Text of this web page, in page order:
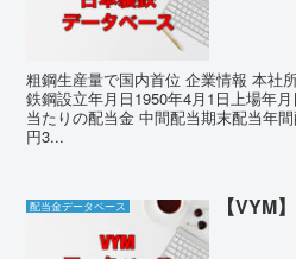
粗鋼生産量で国内首位 企業情報 本社
鉄鋼設立年月日1950年4月1日上場年
当たりの配当金 中間配当期末配当年
円3...
配当金データベース 【VYM